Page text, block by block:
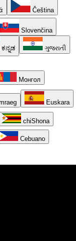
Čeština
Slovenčina
ಕನ್ನಡ ગુજરાતી
Монгол
Euskara
chiShona
Cebuano